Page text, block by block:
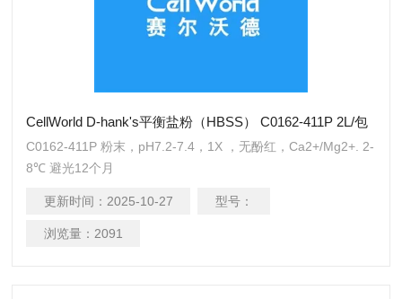
CellWorld D-hank's平衡盐粉（HBSS） C0162-411P 2L/包
C0162-411P 粉末，pH7.2-7.4，1X ，无酚红，Ca2+/Mg2+. 2-
8℃ 避光12个月
更新时间： 2025-10-27 型号：
浏览量： 2091